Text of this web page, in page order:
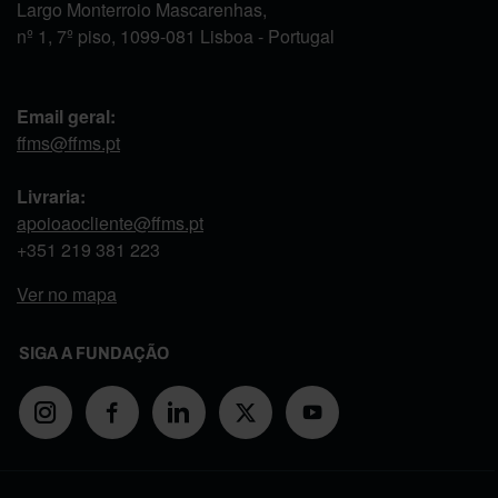
Largo Monterroio Mascarenhas,
nº 1, 7º piso, 1099-081 Lisboa - Portugal
Email geral:
ffms@ffms.pt
Livraria:
apoioaocliente@ffms.pt
+351 219 381 223
Ver no mapa
SIGA A FUNDAÇÃO